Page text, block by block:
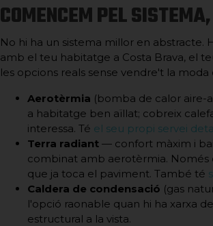
COMENCEM PEL
No hi ha un sistema millor en abstracte.
amb el teu habitatge a Costa Brava, el
les opcions reals sense vendre't la
Aerotèrmia (bomba de calor
a habitatge ben aïllat; cobreix
interessa. Té el seu propi servei
Terra radiant — confort màxim i
combinat amb aerotèrmia. Només
que ja toca el paviment. També té
Caldera de condensació (gas
l'opció raonable quan hi ha xarxa
estructural a la vista.